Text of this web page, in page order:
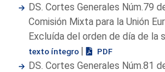
DS. Cortes Generales Núm.79
Comisión Mixta para la Unión
Excluída del orden de día de la
texto íntegro | PDF
DS. Cortes Generales Núm.81